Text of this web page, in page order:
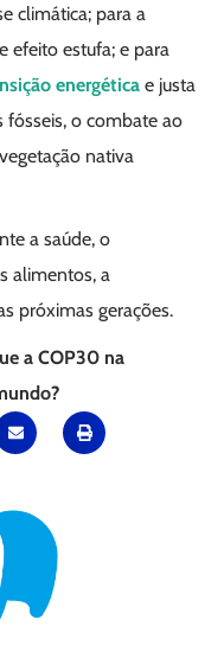
climática; para a
efeito estufa; e para
energética e justa
fósseis, o combate ao
nativa
a saúde, o
alimentos, a
próximas gerações.
a COP30 na